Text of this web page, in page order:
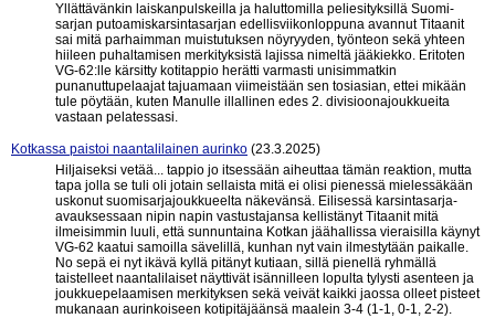
Yllättävänkin laiskanpulskeilla ja haluttomilla peliesityksillä Suomi-
sarjan putoamiskarsintasarjan edellisviikonloppuna avannut Titaanit
sai mitä parhaimman muistutuksen nöyryyden, työnteon sekä yhteen
hiileen puhaltamisen merkityksistä lajissa nimeltä jääkiekko. Eritoten
VG-62:lle kärsitty kotitappio herätti varmasti unisimmatkin
punanuttupelaajat tajuamaan viimeistään sen tosiasian, ettei mikään
tule pöytään, kuten Manulle illallinen edes 2. divisioonajoukkueita
vastaan pelatessasi.
Kotkassa paistoi naantalilainen aurinko (23.3.2025)
Hiljaiseksi vetää... tappio jo itsessään aiheuttaa tämän reaktion, mutta
tapa jolla se tuli oli jotain sellaista mitä ei olisi pienessä mielessäkään
uskonut suomisarjajoukkueelta näkevänsä. Eilisessä karsintasarja-
avauksessaan nipin napin vastustajansa kellistänyt Titaanit mitä
ilmeisimmin luuli, että sunnuntaina Kotkan jäähallissa vieraisilla käynyt
VG-62 kaatui samoilla sävelillä, kunhan nyt vain ilmestytään paikalle.
No sepä ei nyt ikävä kyllä pitänyt kutiaan, sillä pienellä ryhmällä
taistelleet naantalilaiset näyttivät isännilleen lopulta tylysti asenteen ja
joukkuepelaamisen merkityksen sekä veivät kaikki jaossa olleet pisteet
mukanaan aurinkoiseen kotipitäjäänsä maalein 3-4 (1-1, 0-1, 2-2).